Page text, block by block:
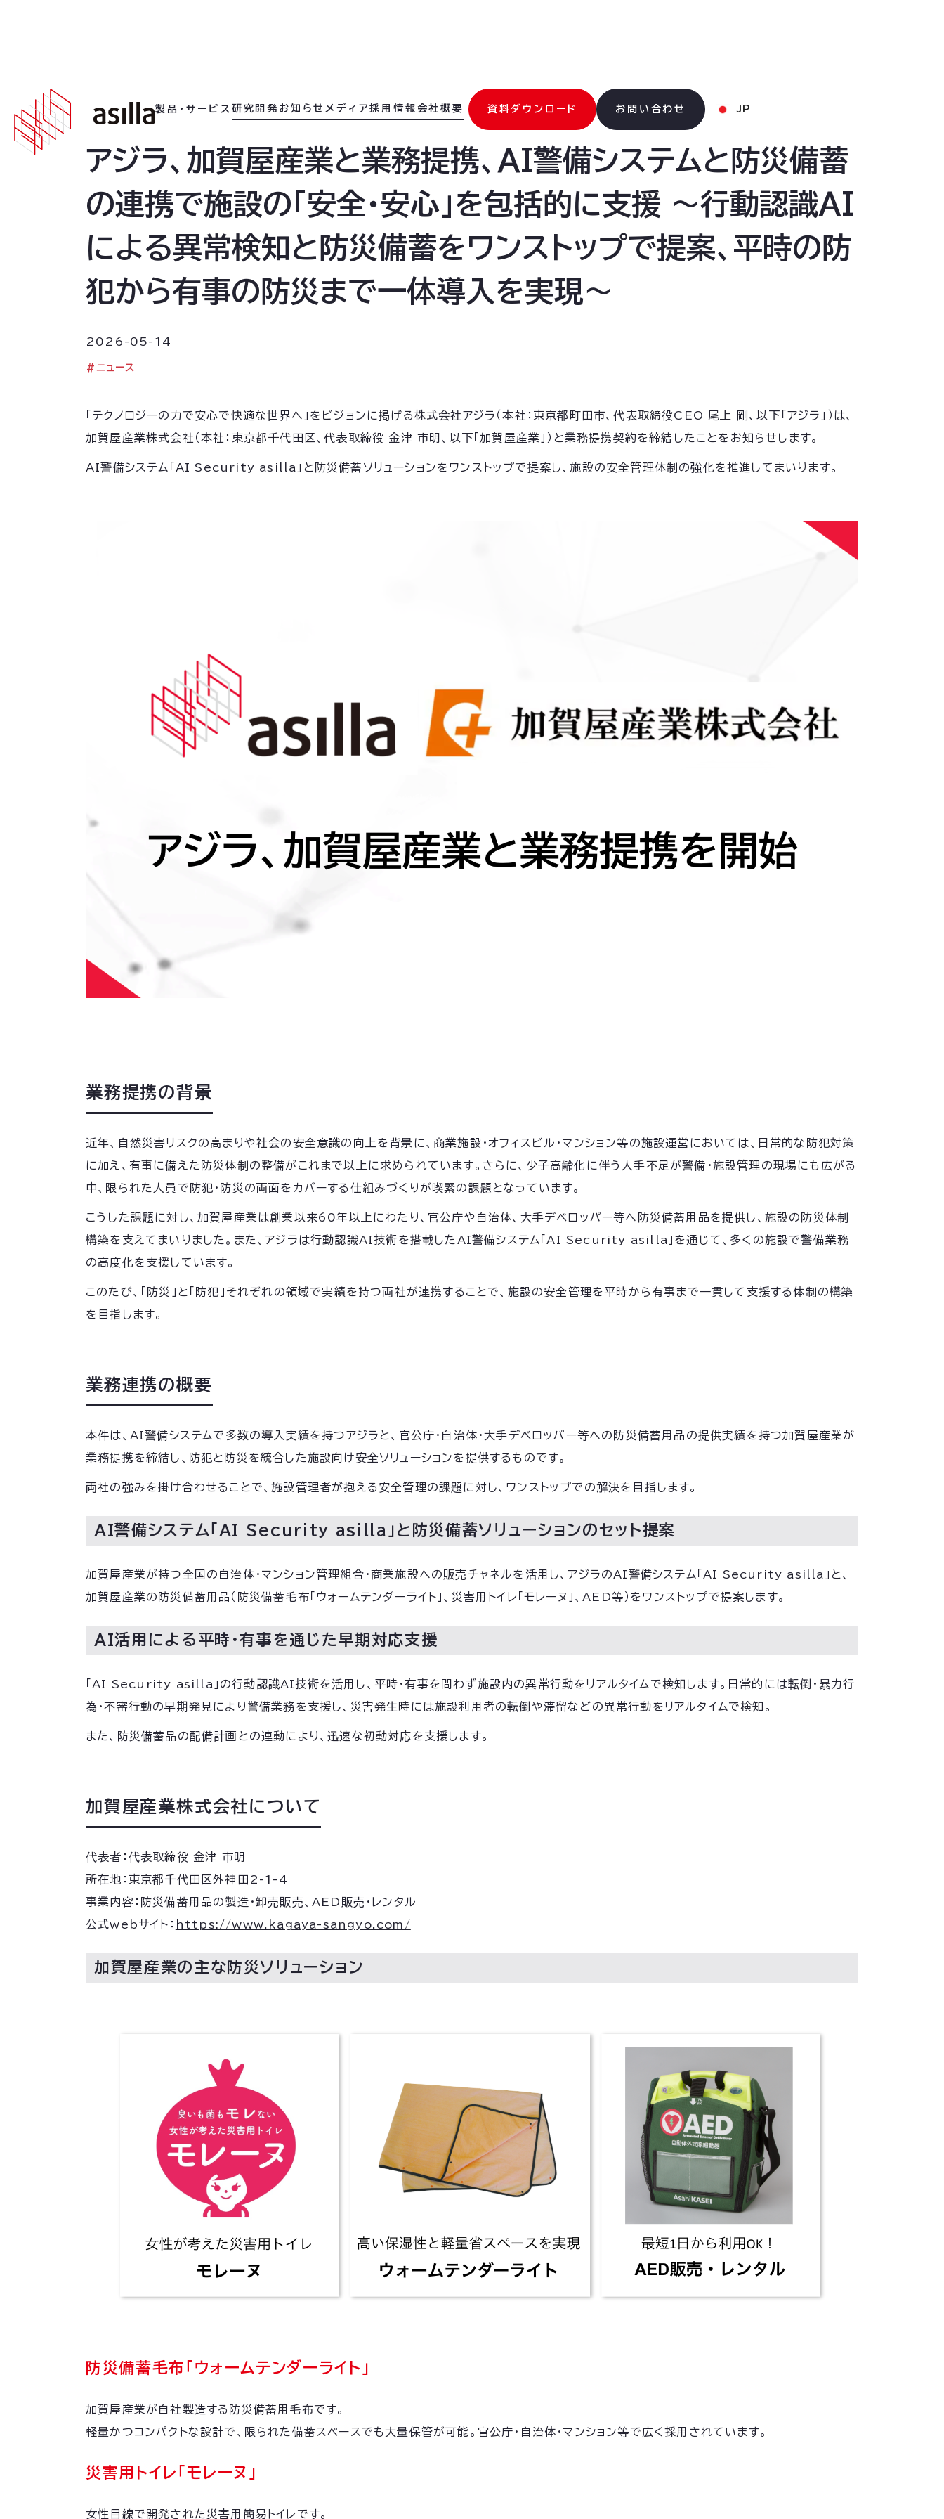
製品・サービス 研究開発 お知らせ メディア採用情報 会社概要 資料ダウンロード お問い合わせ JP
2026. 05.14
アジラ、加賀屋産業と業務提携、AI警備システムと防災備蓄
の連携で施設の「安全・安心」を包括的に支援 〜行動認識AI
による異常検知と防災備蓄をワンストップで提案、平時の防
犯から有事の防災まで一体導入を実現〜
2026-05-14
#ニュース
「テクノロジーの力で安心で快適な世界へ」をビジョンに掲げる株式会社アジラ（本社：東京都町田市、代表取締役CEO 尾上 剛、以下「アジラ」）は、
加賀屋産業株式会社（本社：東京都千代田区、代表取締役 金津 市明、以下「加賀屋産業」）と業務提携契約を締結したことをお知らせします。
AI警備システム「AI Security asilla」と防災備蓄ソリューションをワンストップで提案し、施設の安全管理体制の強化を推進してまいります。
業務提携の背景
近年、自然災害リスクの高まりや社会の安全意識の向上を背景に、商業施設・オフィスビル・マンション等の施設運営においては、日常的な防犯対策
に加え、有事に備えた防災体制の整備がこれまで以上に求められています。さらに、少子高齢化に伴う人手不足が警備・施設管理の現場にも広がる
中、限られた人員で防犯・防災の両面をカバーする仕組みづくりが喫緊の課題となっています。
こうした課題に対し、加賀屋産業は創業以来60年以上にわたり、官公庁や自治体、大手デベロッパー等へ防災備蓄用品を提供し、施設の防災体制
構築を支えてまいりました。また、アジラは行動認識AI技術を搭載したAI警備システム「AI Security asilla」を通じて、多くの施設で警備業務
の高度化を支援しています。
このたび、「防災」と「防犯」それぞれの領域で実績を持つ両社が連携することで、施設の安全管理を平時から有事まで一貫して支援する体制の構築
を目指します。
業務連携の概要
本件は、AI警備システムで多数の導入実績を持つアジラと、官公庁・自治体・大手デベロッパー等への防災備蓄用品の提供実績を持つ加賀屋産業が
業務提携を締結し、防犯と防災を統合した施設向け安全ソリューションを提供するものです。
両社の強みを掛け合わせることで、施設管理者が抱える安全管理の課題に対し、ワンストップでの解決を目指します。
AI警備システム「AI Security asilla」と防災備蓄ソリューションのセット提案
加賀屋産業が持つ全国の自治体・マンション管理組合・商業施設への販売チャネルを活用し、アジラのAI警備システム「AI Security asilla」と、
加賀屋産業の防災備蓄用品（防災備蓄毛布「ウォームテンダーライト」、災害用トイレ「モレーヌ」、AED等）をワンストップで提案します。
AI活用による平時・有事を通じた早期対応支援
「AI Security asilla」の行動認識AI技術を活用し、平時・有事を問わず施設内の異常行動をリアルタイムで検知します。日常的には転倒・暴力行
為・不審行動の早期発見により警備業務を支援し、災害発生時には施設利用者の転倒や滞留などの異常行動をリアルタイムで検知。
また、防災備蓄品の配備計画との連動により、迅速な初動対応を支援します。
加賀屋産業株式会社について
代表者：代表取締役 金津 市明
所在地：東京都千代田区外神田2-1-4
事業内容：防災備蓄用品の製造・卸売販売、AED販売・レンタル
公式webサイト： https://www.kagaya-sangyo.com/
加賀屋産業の主な防災ソリューション
防災備蓄毛布「ウォームテンダーライト」
加賀屋産業が自社製造する防災備蓄用毛布です。
軽量かつコンパクトな設計で、限られた備蓄スペースでも大量保管が可能。官公庁・自治体・マンション等で広く採用されています。
災害用トイレ「モレーヌ」
女性目線で開発された災害用簡易トイレです。